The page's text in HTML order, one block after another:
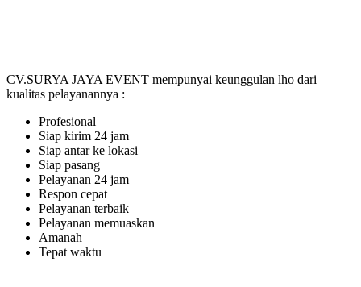
CV.SURYA JAYA EVENT mempunyai keunggulan lho dari
kualitas pelayanannya :
Profesional
Siap kirim 24 jam
Siap antar ke lokasi
Siap pasang
Pelayanan 24 jam
Respon cepat
Pelayanan terbaik
Pelayanan memuaskan
Amanah
Tepat waktu